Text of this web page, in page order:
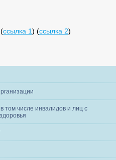
ссылка 1) (ссылка 2)
том числе инвалидов и лиц с